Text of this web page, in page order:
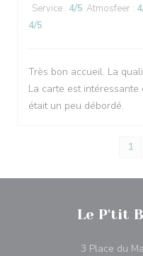
Service : 4/5 Atmosfeer : 4
4/5
Très bon accueil. La
La carte est
était un peu débordé.
1
Le P'tit
3 Place du